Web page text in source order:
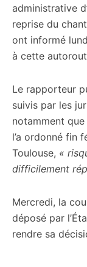
administrative
reprise du
ont informé
à cette
Le rapporteur
suivis par les
notamment
l’a ordonné fin
Toulouse, «
difficilement
Mercredi, la
déposé par
rendre sa